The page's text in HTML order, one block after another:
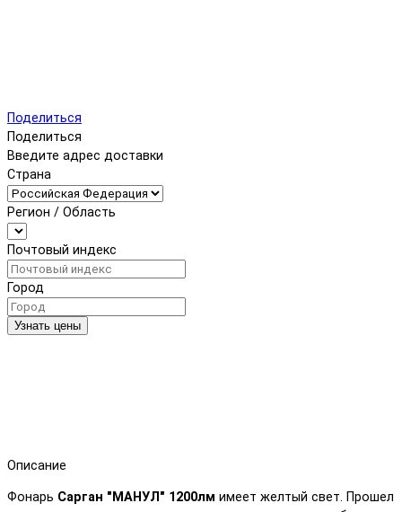
Поделиться
Поделиться
Введите адрес доставки
Страна
Регион / Область
Почтовый индекс
Город
Узнать цены
Описание
Фонарь Сарган "МАНУЛ" 1200лм имеет желтый свет. Прошел